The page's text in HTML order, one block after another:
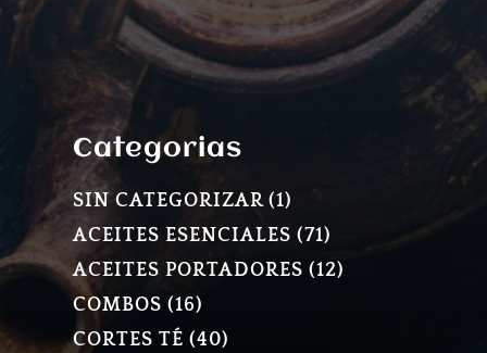
Categorias
SIN CATEGORIZAR 11
PRODUCTO
ACEITES ESENCIALES 7171
PRODUCTOS
ACEITES PORTADORES 1212
COMBOS 1616
PRODUCTOS
CORTES TÉ 4040